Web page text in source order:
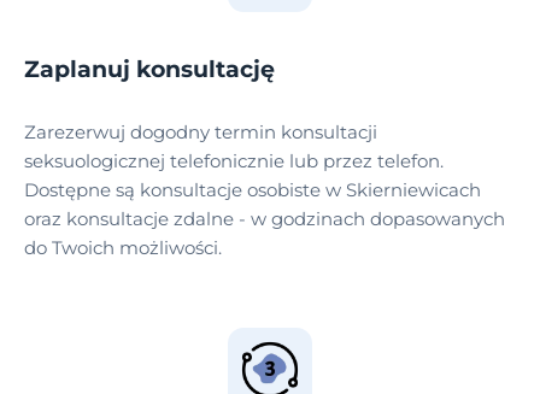
Zaplanuj konsultację
Zarezerwuj dogodny termin konsultacji
seksuologicznej telefonicznie lub przez telefon.
Dostępne są konsultacje osobiste w Skierniewicach
oraz konsultacje zdalne - w godzinach dopasowanych
do Twoich możliwości.